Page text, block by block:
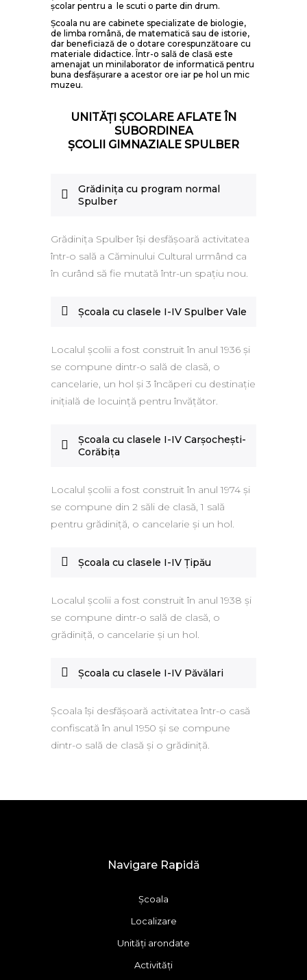
şcolar pentru a le scuti o parte din drum.
Şcoala nu are cabinete specializate de biologie,
de limba română, de matematică sau de istorie,
dar beneficiază de o dotare corespunzătoare cu
materiale didactice. Într-o sală de clasă este
amenajat un minilaborator de informatică pentru
buna desfăşurare a acestor ore iar pe hol un mic
muzeu.
UNITĂŢI ŞCOLARE AFLATE ÎN
SUBORDINEA
ŞCOLII GIMNAZIALE SPULBER
Grădiniţa cu program normal
Spulber
Grădiniţa Spulber îşi desfăşoară activitatea
într-o sală a Căminului Cultural urmând ca
în curând să fie mutată într-un spaţiu nou.
Şcoala cu clasele I-IV Spulber Vale
Localul şcolii a fost construit în anul 1936 şi
se compune dintr-o sală de clasă, o
cancelarie, un hol şi 3 încăperi cu destinaţie
iniţială de locuinţă pentru învăţător.
Şcoala cu clasele I-IV Carşocheşti-
Corăbiţa
Localul şcolii a fost construit în anul 1974 şi
se compune din 2 săli de clasă, 1 sală
pentru grădiniţă, o cancelarie şi un hol.
Şcoala cu clasele I-IV Ţipău
Localul şcolii a fost construit în anul 1938 şi
se compune dintr-o sală de clasă, o
grădiniţă, o cancelarie şi un hol.
Şcoala cu clasele I-IV Păvălari
Şcoala îşi desfăşoară activitatea într-o casă
confiscată în anul 1950 şi se compune
dintr-o sală de clasă şi o grădiniţă.
Navigare Rapidă
Școala
Localizare
Unități arondate
Activități